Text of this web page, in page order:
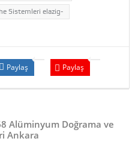
Sistemleri elazig-
Paylaş Paylaş
Alüminyum Doğrama ve
Ankara